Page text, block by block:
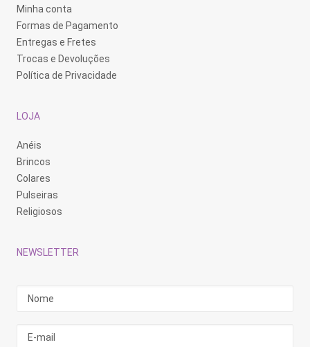
Minha conta
Formas de Pagamento
Entregas e Fretes
Trocas e Devoluções
Política de Privacidade
LOJA
Anéis
Brincos
Colares
Pulseiras
Religiosos
NEWSLETTER